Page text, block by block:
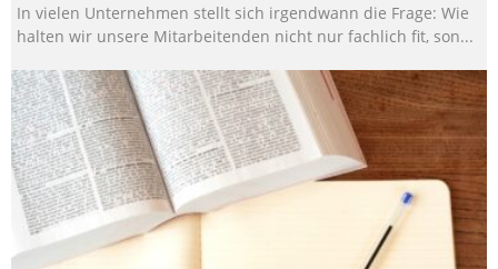
In vielen Unternehmen stellt sich irgendwann die Frage: Wie
halten wir unsere Mitarbeitenden nicht nur fachlich fit, son...